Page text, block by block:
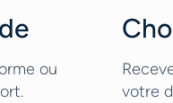
ou
votre